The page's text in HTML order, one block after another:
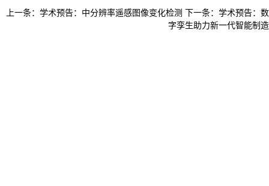
上一条： 学术预告：中分辨率遥感图像变化检测 下一条： 学术预告：数
字孪生助力新一代智能制造